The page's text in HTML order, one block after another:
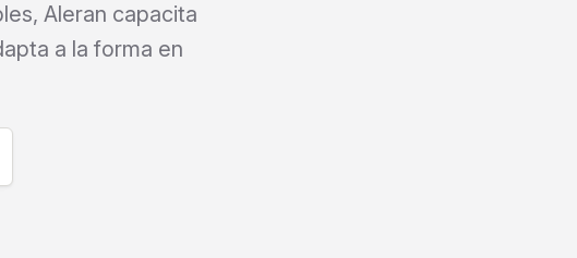
Aleran capacita
a la forma en